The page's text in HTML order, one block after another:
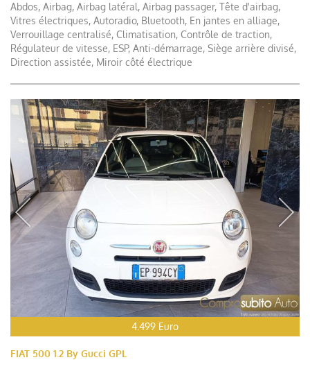
Abdos, Airbag, Airbag latéral, Airbag passager, Tête d'airbag,
Vitres électriques, Autoradio, Bluetooth, En jantes en alliage,
Verrouillage centralisé, Climatisation, Contrôle de traction,
Régulateur de vitesse, ESP, Anti-démarrage, Siège arrière divisé,
Direction assistée, Miroir côté électrique
4.499 Euro
FIAT 500 1.2 By Gucci GPL